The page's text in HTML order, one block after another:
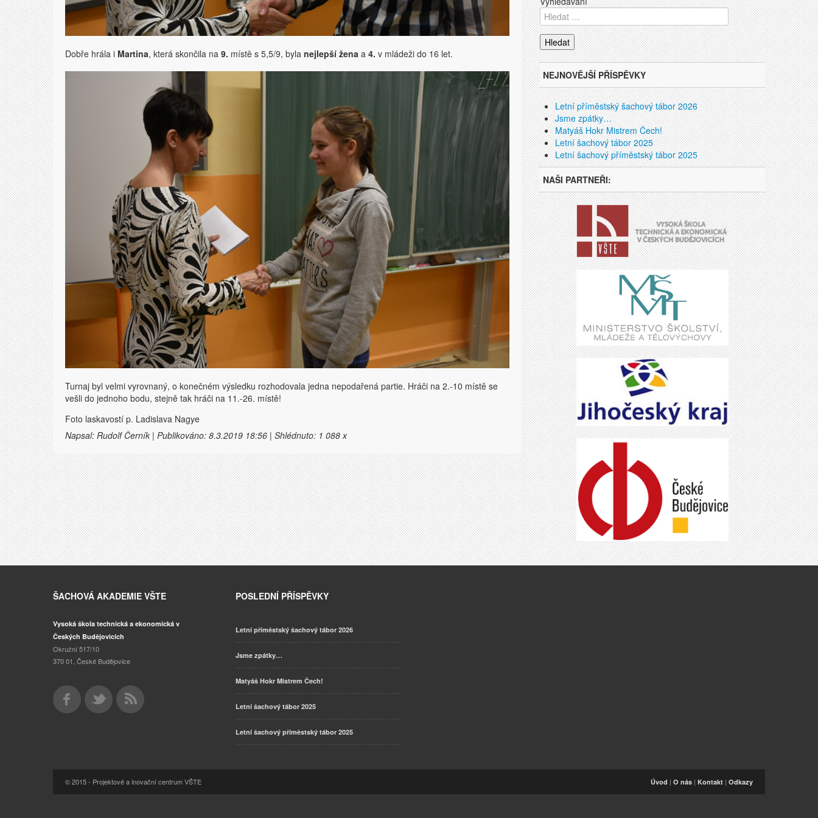
Dobře hrála i Martina, která skončila na 9. místě s 5,5/9, byla nejlepší žena a 4. v mládeži do 16 let.
Turnaj byl velmi vyrovnaný, o konečném výsledku rozhodovala jedna nepodařená partie. Hráči na 2.-10 místě se
vešli do jednoho bodu, stejně tak hráči na 11.-26. místě!
Foto laskavostí p. Ladislava Nagye
Napsal: Rudolf Černík | Publikováno: 8.3.2019 18:56 | Shlédnuto: 1 088 x
NEJNOVĚJŠÍ PŘÍSPĚVKY
Letní příměstský šachový tábor 2026
Jsme zpátky…
Matyáš Hokr Mistrem Čech!
Letní šachový tábor 2025
Letní šachový příměstský tábor 2025
NAŠI PARTNEŘI:
ŠACHOVÁ AKADEMIE VŠTE
Vysoká škola technická a ekonomická v
Českých Budějovicích
Okružní 517/10
370 01, České Budějovice
POSLEDNÍ PŘÍSPĚVKY
Letní příměstský šachový tábor 2026
Jsme zpátky…
Matyáš Hokr Mistrem Čech!
Letní šachový tábor 2025
Letní šachový příměstský tábor 2025
© 2015 - Projektové a inovační centrum VŠTE Úvod | O nás | Kontakt | Odkazy